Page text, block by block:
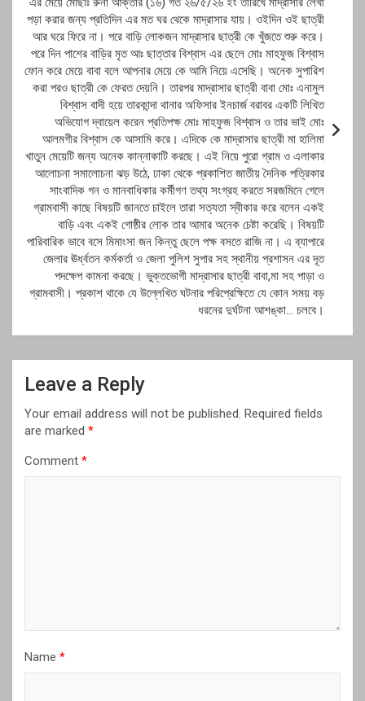
পড়া করার জন্য প্রতিদিন এর মত ঘর থেকে মাদ্রাসার যায়। ওইদিন ওই ছাত্রী
আর ঘরে ফিরে না। পরে বাড়ি লোকজন মাদ্রাসার ছাত্রী কে খুঁজতে শুরু করে।
পরে দিন পাশের বাড়ির মৃত আঃ ছাত্তার বিশ্বাস এর ছেলে মোঃ মাহফুজ বিশ্বাস
ফোন করে মেয়ে বাবা বলে আপনার মেয়ে কে আমি নিয়ে এসেছি। অনেক সুপারিশ
করা পরও ছাত্রী কে ফেরত দেয়নি। তারপর মাদ্রাসার ছাত্রী বাবা মোঃ এনামুল
বিশ্বাস বাদী হয়ে তারকান্দা থানার অফিসার ইনচার্জ বরাবর একটি লিখিত
অভিযোগ দ্বায়েল করেন প্রতিপক্ষ মোঃ মাহফুজ বিশ্বাস ও তার ভাই মোঃ
আলমগীর বিশ্বাস কে আসামি করে। এদিকে কে মাদ্রাসার ছাত্রী মা হালিমা
খাতুন মেয়েটি জন্য অনেক কান্নাকাটি করছে। এই নিয়ে পুরো গ্রাম ও এলাকার
আলোচনা সমালোচনা ঝড় উঠে, ঢাকা থেকে প্রকাশিত জাতীয় দৈনিক পত্রিকার
সাংবাদিক গন ও মানবাধিকার কর্মীগণ তথ্য সংগ্রহ করতে সরজমিনে গেলে
গ্রামবাসী কাছে বিষয়টি জানতে চাইলে তারা সত্যতা স্বীকার করে বলেন একই
বাড়ি এবং একই গোষ্ঠীর লোক তার আমার অনেক চেষ্টা করেছি। বিষয়টি
পারিবারিক ভাবে বসে মিমাংসা জন কিন্তু ছেলে পক্ষ বসতে রাজি না। এ ব্যাপারে
জেলার ঊর্ধ্বতন কর্মকর্তা ও জেলা পুলিশ সুপার সহ স্থানীয় প্রশাসন এর দূত
পদক্ষেপ কামনা করছে। ভুক্তভোগী মাদ্রাসার ছাত্রী বাবা,মা সহ পাড়া ও
গ্রামবাসী। প্রকাশ থাকে যে উল্লেখিত ঘটনার পরিপ্রেক্ষিতে যে কোন সময় বড়
ধরনের দুর্ঘটনা আশঙ্কা… চলবে।
Leave a Reply
Your email address will not be published. Required fields
are marked *
Comment *
Name *